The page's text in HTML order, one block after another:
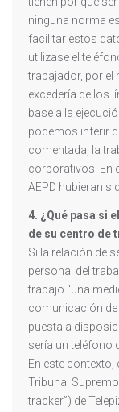
ninguna norma
facilitar estos
utilizase el
trabajador, por el
excedería de los
base a la
podemos inferir
comentada, la
corporativos. En
AEPD hubieran
4. ¿Qué pasa si
de su centro de
Si la relación de
personal del
trabajo “una
comunicación de
puesta a
sería un teléfono
En este contexto,
Tribunal
tracker”) de